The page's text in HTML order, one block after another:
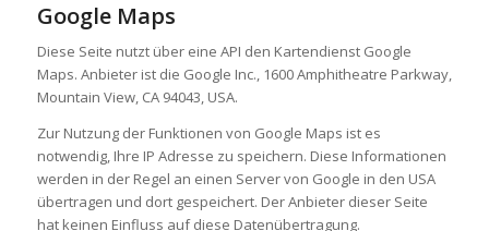
Google Maps
Diese Seite nutzt über eine API den Kartendienst Google
Maps. Anbieter ist die Google Inc., 1600 Amphitheatre Parkway,
Mountain View, CA 94043, USA.
Zur Nutzung der Funktionen von Google Maps ist es
notwendig, Ihre IP Adresse zu speichern. Diese Informationen
werden in der Regel an einen Server von Google in den USA
übertragen und dort gespeichert. Der Anbieter dieser Seite
hat keinen Einfluss auf diese Datenübertragung.